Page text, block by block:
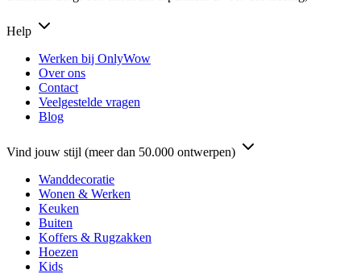
Help
Werken bij OnlyWow
Over ons
Contact
Veelgestelde vragen
Blog
Vind jouw stijl (meer dan 50.000 ontwerpen)
Wanddecoratie
Wonen & Werken
Keuken
Buiten
Koffers & Rugzakken
Hoezen
Kids